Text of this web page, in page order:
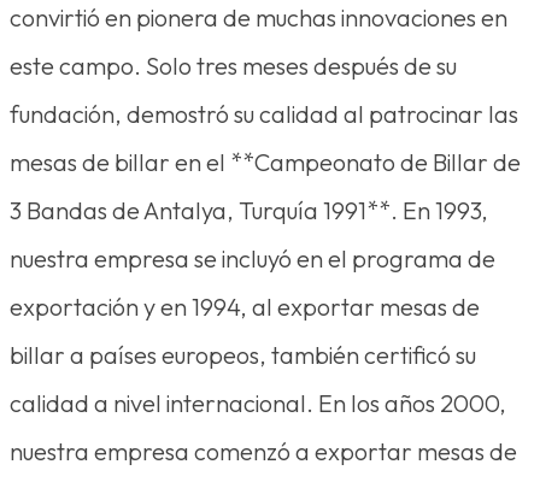
convirtió en pionera de muchas innovaciones en
este campo. Solo tres meses después de su
fundación, demostró su calidad al patrocinar las
mesas de billar en el **Campeonato de Billar de
3 Bandas de Antalya, Turquía 1991**. En 1993,
nuestra empresa se incluyó en el programa de
exportación y en 1994, al exportar mesas de
billar a países europeos, también certificó su
calidad a nivel internacional. En los años 2000,
nuestra empresa comenzó a exportar mesas de